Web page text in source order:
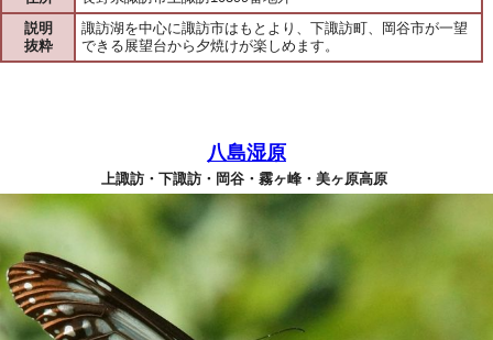
説明
抜粋
諏訪湖を中心に諏訪市はもとより、下諏訪町、岡谷市が一望
できる展望台から夕焼けが楽しめます。
八島湿原
上諏訪・下諏訪・岡谷・霧ヶ峰・美ヶ原高原